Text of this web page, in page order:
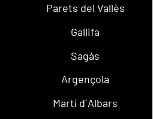
Parets del Vallès
Gallifa
Sagàs
Argençola
Martí d´Albars